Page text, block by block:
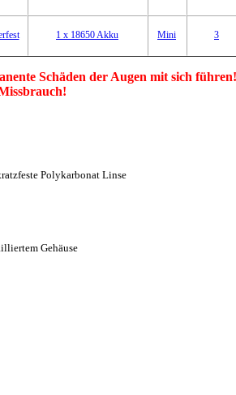
1 x 18650 Akku Mini 3
Schäden der Augen mit sich
Polykarbonat Linse
Gehäuse